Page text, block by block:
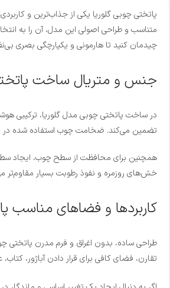
پاتختی چوبی گلوریا یکی از جذاب‌ترین و
متناسب و طراحی اصولی این مدل، آن را به
چیدمان کنید تا هارمونی و یکپارچگی بصری
جنس و متریال ساخت
در ساخت پاتختی چوبی مدل گلوریا، ترکیبی
تضمین می‌کند. ضخامت چوب استفاده شده در صفحات این مدل ۱.۶ سانتی‌متر است که ظرافتی چشم‌نواز را
همچنین برای محافظت از سطح چوب، ایجاد
خش‌های روزمره و نفوذ رطوبت بسیار مقاوم‌تر
کاربردها و فضاهای مناسب
طراحی ساده، بدون اغراق و فرم مدرن پاتختی
تقارن، فضای کافی برای قرار دادن آباژور،